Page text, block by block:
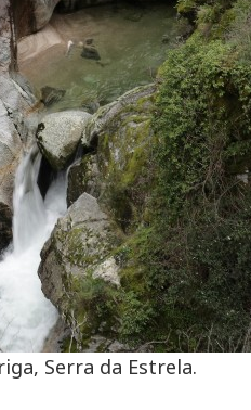
Serra da Estrela.